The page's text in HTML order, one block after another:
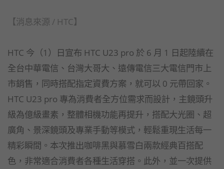
【消息來源 / HTC】
HTC 今（1）日宣布 HTC U23 pro 於 6 月 1 日起陸續在
全台中華電信、台灣大哥大、遠傳電信三大電信門市上
市銷售，同時搭配指定資費方案，就可以 0 元帶回家。
HTC U23 pro 專為消費者全方位需求而設計，主鏡頭升
級為億級畫素，整體相機功能再提升，搭配大光圈、超
廣角、景深鏡頭及專業手動等模式，輕鬆重現生活每一
精彩瞬間。本次推出咖啡黑與慕雪白兩款經典百搭配
色，非常適合消費者各種生活穿搭。此外，並一次提供